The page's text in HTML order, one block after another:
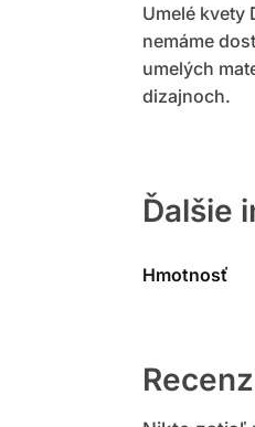
Umelé kvety
nemáme
umelých
dizajnoch.
Ďalšie
Hmotnosť